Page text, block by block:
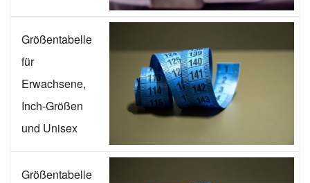
Größentabelle
für
Erwachsene,
Inch-Größen
und Unisex
Größentabelle